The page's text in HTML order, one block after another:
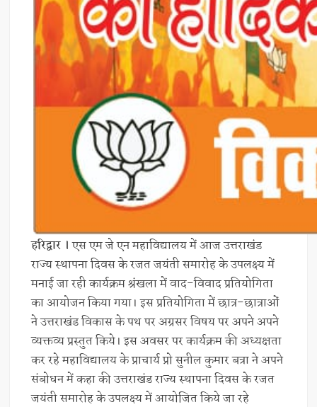
हरिद्वार ।एस एम जे एन महाविद्यालय में आज उत्तराखंड
राज्य स्थापना दिवस के रजत जयंती समारोह के उपलक्ष्य में
मनाई जा रही कार्यक्रम श्रंखला में वाद-विवाद प्रतियोगिता
का आयोजन किया गया। इस प्रतियोगिता में छात्र-छात्राओं
ने उत्तराखंड विकास के पथ पर अग्रसर विषय पर अपने अपने
व्यक्तव्य प्रस्तुत किये। इस अवसर पर कार्यक्रम की अध्यक्षता
कर रहे महाविद्यालय के प्राचार्य प्रो सुनील कुमार बत्रा ने अपने
संबोधन में कहा की उत्तराखंड राज्य स्थापना दिवस के रजत
जयंती समारोह के उपलक्ष्य में आयोजित किये जा रहे